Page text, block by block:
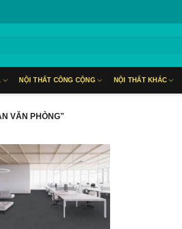
NỘI THẤT CÔNG CỘNG NỘI THẤT KHÁC
VĂN PHÒNG”